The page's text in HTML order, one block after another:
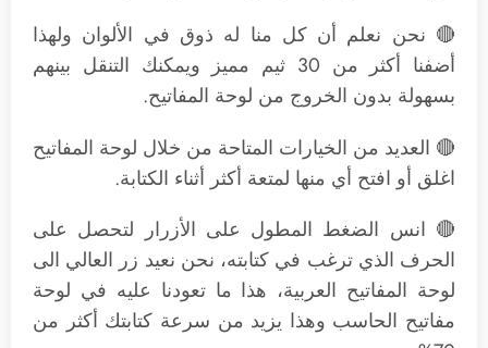
🔴 نحن نعلم أن كل منا له ذوق في الألوان ولهذا
أضفنا أكثر من 30 ثيم مميز ويمكنك التنقل بينهم
بسهولة بدون الخروج من لوحة المفاتيح.
🔴 العديد من الخيارات المتاحة من خلال لوحة المفاتيح
اغلق أو افتح أي منها لمتعة أكثر أثناء الكتابة.
🔴 انس الضغط المطول على الأزرار لتحصل على
الحرف الذي ترغب في كتابته، نحن نعيد زر العالي الى
لوحة المفاتيح العربية، هذا ما تعودنا عليه في لوحة
مفاتيح الحاسب وهذا يزيد من سرعة كتابتك أكثر من